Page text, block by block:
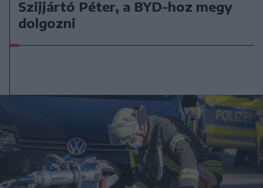
Szijjártó Péter, a BYD-hoz megy
dolgozni